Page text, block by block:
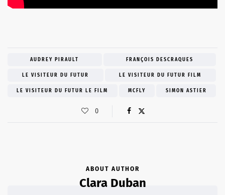
AUDREY PIRAULT FRANÇOIS DESCRAQUES
LE VISITEUR DU FUTUR LE VISITEUR DU FUTUR FILM
LE VISITEUR DU FUTUR LE FILM MCFLY SIMON ASTIER
0
ABOUT AUTHOR
Clara Duban